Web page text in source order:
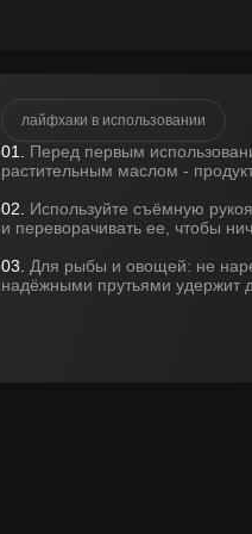
лайфхаки в использовании
01. Перед первым
растительным маслом -
02. Используйте съёмную
и переворачивать ее, чтобы
03.
Для рыбы и овощей: не
надёжными прутьями удержит